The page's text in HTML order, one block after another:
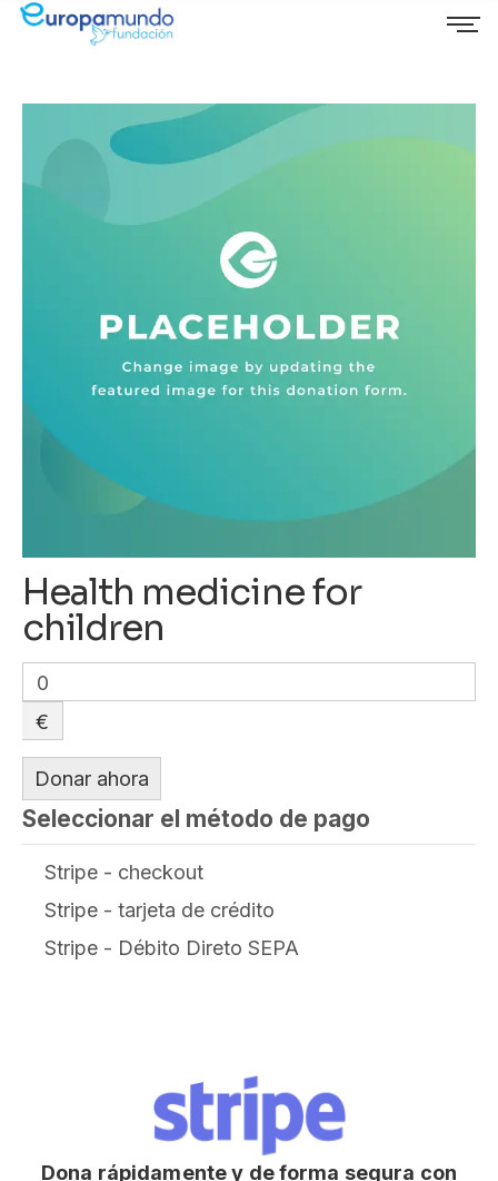
Health medicine for
children
0
€
Donar ahora
Seleccionar el método de pago
Stripe - checkout
Stripe - tarjeta de crédito
Stripe - Débito Direto SEPA
Dona rápidamente y de forma segura con